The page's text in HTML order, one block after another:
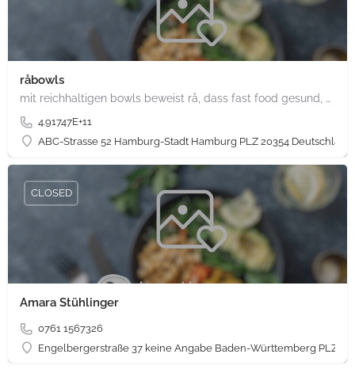
råbowls
mit reichhaltigen bowls beweist rå, dass fast food gesund, nachhaltig und hundertprozentig vegan sein kann.…
4.91747E+11
ABC-Strasse 52 Hamburg-Stadt Hamburg PLZ 20354 Deutschland
Amara Stühlinger
0761 1567326
Engelbergerstraße 37 keine Angabe Baden-Württemberg PLZ
CLOSED